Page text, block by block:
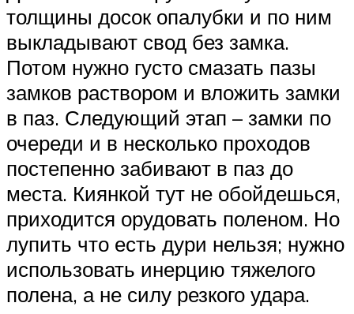
толщины досок опалубки и по ним
выкладывают свод без замка.
Потом нужно густо смазать пазы
замков раствором и вложить замки
в паз. Следующий этап – замки по
очереди и в несколько проходов
постепенно забивают в паз до
места. Киянкой тут не обойдешься,
приходится орудовать поленом. Но
лупить что есть дури нельзя; нужно
использовать инерцию тяжелого
полена, а не силу резкого удара.